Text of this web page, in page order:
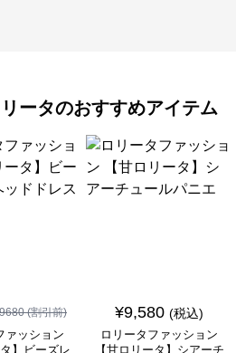
ータのおすすめアイテム
9680(割引前)
ァッション
】ビーズレ
¥9,580 (税込)
ロリータファッション
【甘ロリータ】シアーチ